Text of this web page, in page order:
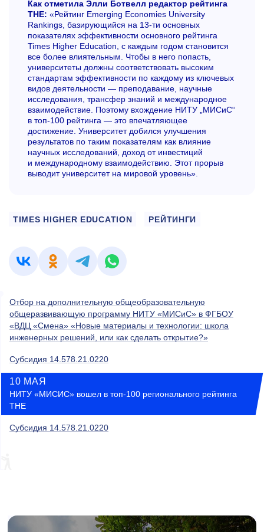
Как отметила Элли Ботвелл редактор рейтинга
THE: «Рейтинг Emerging Economies University
Rankings, базирующийся на 13-ти основных
показателях эффективности основного рейтинга
Times Higher Education, с каждым годом становится
все более влиятельным. Чтобы в него попасть,
университеты должны соответствовать высоким
стандартам эффективности по каждому из ключевых
видов деятельности — преподавание, научные
исследования, трансфер знаний и международное
взаимодействие. Поэтому вхождение НИТУ „МИСиС“
в топ-100 рейтинга — это впечатляющее
достижение. Университет добился улучшения
результатов по таким показателям как влияние
научных исследований, доход от инвестиций
и международному взаимодействию. Этот прорыв
выводит университет на мировой уровень».
TIMES HIGHER EDUCATION РЕЙТИНГИ
Отбор на дополнительную общеобразовательную
общеразвивающую программу НИТУ «МИСиС» в ФГБОУ
«ВДЦ «Смена» «Новые материалы и технологии: школа
инженерных решений, или как сделать открытие?»
Субсидия 14.578.21.0220
10 МАЯ
НИТУ «МИСИС» вошел в топ-100 регионального рейтинга
THE
Субсидия 14.578.21.0220